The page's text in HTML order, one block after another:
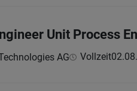
Unit Process
AG Vollzeit